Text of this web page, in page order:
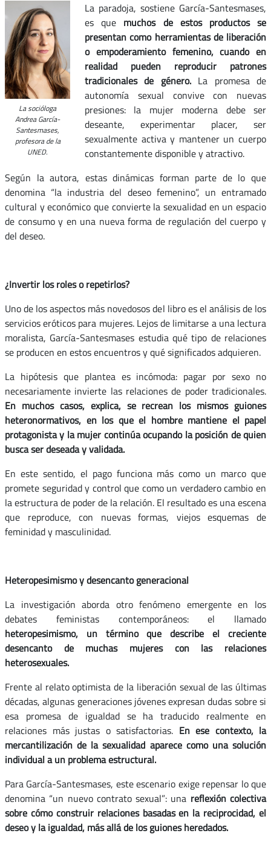
La socióloga
Andrea García-
Santesmases,
profesora de la
UNED.
La paradoja, sostiene García-Santesmases,
es que muchos de estos productos se
presentan como herramientas de liberación
o empoderamiento femenino, cuando en
realidad pueden reproducir patrones
tradicionales de género. La promesa de
autonomía sexual convive con nuevas
presiones: la mujer moderna debe ser
deseante, experimentar placer, ser
sexualmente activa y mantener un cuerpo
constantemente disponible y atractivo.
Según la autora, estas dinámicas forman parte de lo que
denomina “la industria del deseo femenino”, un entramado
cultural y económico que convierte la sexualidad en un espacio
de consumo y en una nueva forma de regulación del cuerpo y
del deseo.
¿Invertir los roles o repetirlos?
Uno de los aspectos más novedosos del libro es el análisis de los
servicios eróticos para mujeres. Lejos de limitarse a una lectura
moralista, García-Santesmases estudia qué tipo de relaciones
se producen en estos encuentros y qué significados adquieren.
La hipótesis que plantea es incómoda: pagar por sexo no
necesariamente invierte las relaciones de poder tradicionales.
En muchos casos, explica, se recrean los mismos guiones
heteronormativos, en los que el hombre mantiene el papel
protagonista y la mujer continúa ocupando la posición de quien
busca ser deseada y validada.
En este sentido, el pago funciona más como un marco que
promete seguridad y control que como un verdadero cambio en
la estructura de poder de la relación. El resultado es una escena
que reproduce, con nuevas formas, viejos esquemas de
feminidad y masculinidad.
Heteropesimismo y desencanto generacional
La investigación aborda otro fenómeno emergente en los
debates feministas contemporáneos: el llamado
heteropesimismo, un término que describe el creciente
desencanto de muchas mujeres con las relaciones
heterosexuales.
Frente al relato optimista de la liberación sexual de las últimas
décadas, algunas generaciones jóvenes expresan dudas sobre si
esa promesa de igualdad se ha traducido realmente en
relaciones más justas o satisfactorias. En ese contexto, la
mercantilización de la sexualidad aparece como una solución
individual a un problema estructural.
Para García-Santesmases, este escenario exige repensar lo que
denomina “un nuevo contrato sexual”: una reflexión colectiva
sobre cómo construir relaciones basadas en la reciprocidad, el
deseo y la igualdad, más allá de los guiones heredados.